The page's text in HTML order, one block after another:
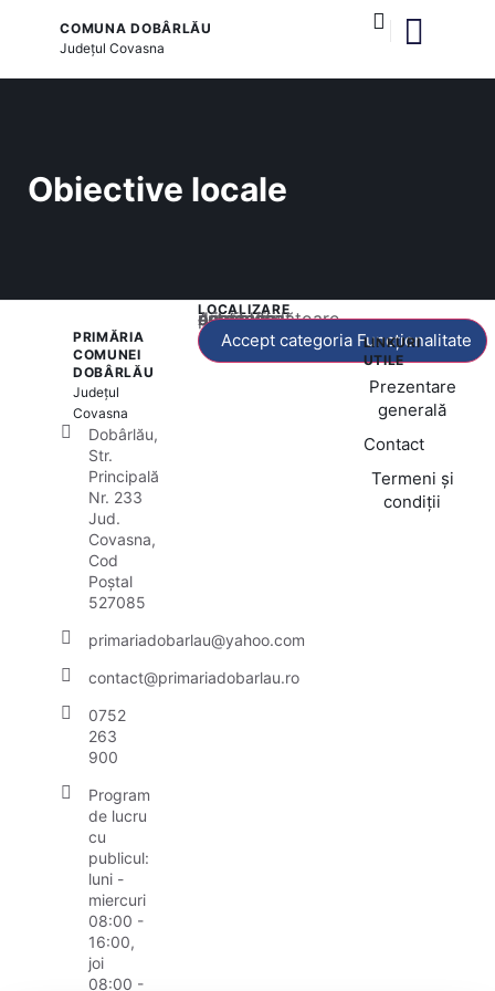
COMUNA DOBÂRLĂU
JudețulCovasna
Obiective locale
PRIMĂRIA
COMUNEI
DOBÂRLĂU
Județul
Covasna
Dobârlău,
Str.
Principală
Nr. 233
Jud.
Covasna,
Cod
Poștal
527085
primariadobarlau@yahoo.com
contact@primariadobarlau.ro
0752
263
900
Program
de lucru
cu
publicul:
luni -
miercuri
08:00 -
16:00,
joi
08:00 -
LOCALIZARE
Acest conținut este blocat până când acceptați categoria corespunzătoare de cookie-uri.
Accept categoria Funcționalitate
LINKURI
UTILE
Prezentare
generală
Contact
Termeni și
condiții